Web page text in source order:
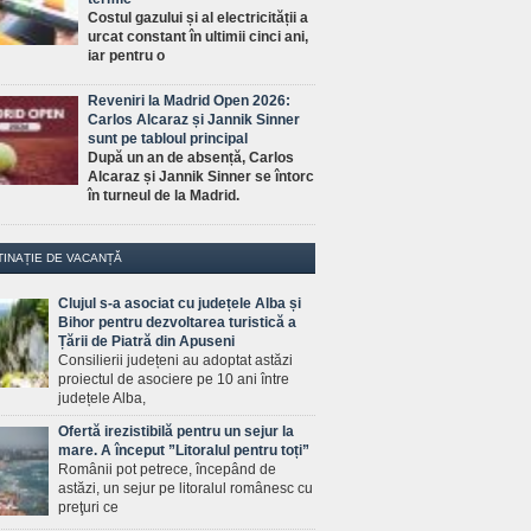
Costul gazului și al electricității a
urcat constant în ultimii cinci ani,
iar pentru o
Reveniri la Madrid Open 2026:
Carlos Alcaraz și Jannik Sinner
sunt pe tabloul principal
După un an de absență, Carlos
Alcaraz și Jannik Sinner se întorc
în turneul de la Madrid.
DE VACANȚĂ
Clujul s-a asociat cu județele Alba și
Bihor pentru dezvoltarea turistică a
Țării de Piatră din Apuseni
Consilierii județeni au adoptat astăzi
proiectul de asociere pe 10 ani între
județele Alba,
Ofertă irezistibilă pentru un sejur la
mare. A început ”Litoralul pentru toți”
Românii pot petrece, începând de
astăzi, un sejur pe litoralul românesc cu
preţuri ce